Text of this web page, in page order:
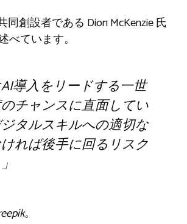
同創設者である Dion McKenzie 氏
べています。
AI導入をリードする一世
チャンスに直面してい
タルスキルへの適切な
れば後手に回るリスク
。